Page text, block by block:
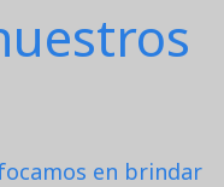
en brindar